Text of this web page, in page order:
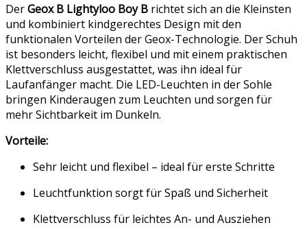
DerGeox B Lightyloo Boy B richtet sich an die Kleinsten
und kombiniert kindgerechtes Design mit den
funktionalen Vorteilen der Geox-Technologie. Der Schuh
ist besonders leicht, flexibel und mit einem praktischen
Klettverschluss ausgestattet, was ihn ideal für
Laufanfänger macht. Die LED-Leuchten in der Sohle
bringen Kinderaugen zum Leuchten und sorgen für
mehr Sichtbarkeit im Dunkeln.
Vorteile:
Sehr leicht und flexibel – ideal für erste Schritte
Leuchtfunktion sorgt für Spaß und Sicherheit
Klettverschluss für leichtes An- und Ausziehen